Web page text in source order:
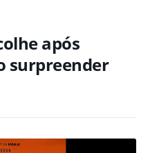
após
surpreender